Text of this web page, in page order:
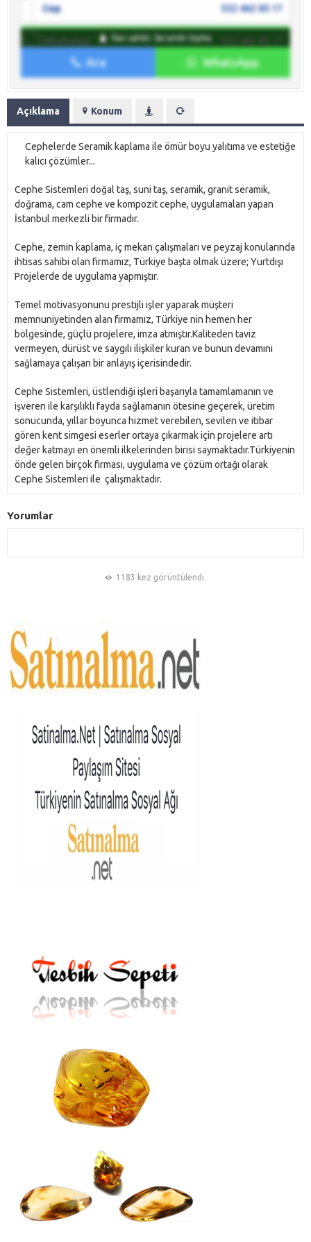
Cep 532 462 85 17
WhatsApp
İlan sahibine mesaj gönder
İlan sahibi: Seramik Cephe
Ara WhatsApp
Açıklama Konum
Cephelerde Seramik kaplama ile ömür boyu yalıtıma ve estetiğe
kalıcı çözümler...
Cephe Sistemleri doğal taş, suni taş, seramik, granit seramik,
doğrama, cam cephe ve kompozit cephe, uygulamaları yapan
İstanbul merkezli bir firmadır.
Cephe, zemin kaplama, iç mekan çalışmaları ve peyzaj konularında
ihtisas sahibi olan firmamız, Türkiye başta olmak üzere; Yurtdışı
Projelerde de uygulama yapmıştır.
Temel motivasyonunu prestijli işler yaparak müşteri
memnuniyetinden alan firmamız, Türkiye nin hemen her
bölgesinde, güçlü projelere, imza atmıştır.Kaliteden taviz
vermeyen, dürüst ve saygılı ilişkiler kuran ve bunun devamını
sağlamaya çalışan bir anlayış içerisindedir.
Cephe Sistemleri, üstlendiği işleri başarıyla tamamlamanın ve
işveren ile karşılıklı fayda sağlamanın ötesine geçerek, üretim
sonucunda, yıllar boyunca hizmet verebilen, sevilen ve itibar
gören kent simgesi eserler ortaya çıkarmak için projelere artı
değer katmayı en önemli ilkelerinden birisi saymaktadır.Türkiyenin
önde gelen birçok firması, uygulama ve çözüm ortağı olarak
Cephe Sistemleri ile çalışmaktadır.
Yorumlar
1183 kez görüntülendi.